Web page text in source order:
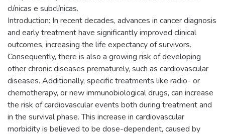
clínicas e subclínicas.
Introduction: In recent decades, advances in cancer diagnosis
and early treatment have significantly improved clinical
outcomes, increasing the life expectancy of survivors.
Consequently, there is also a growing risk of developing
other chronic diseases prematurely, such as cardiovascular
diseases. Additionally, specific treatments like radio- or
chemotherapy, or new immunobiological drugs, can increase
the risk of cardiovascular events both during treatment and
in the survival phase. This increase in cardiovascular
morbidity is believed to be dose-dependent, caused by